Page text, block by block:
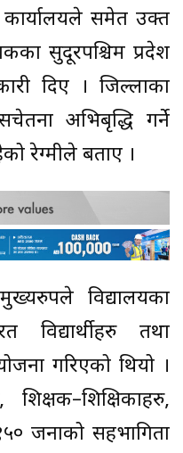
समेत उक्त
सुदूरपश्चिम प्रदेश
दिए । जिल्लाका
सचेतना अभिबृद्धि गर्ने
रेग्मीले बताए ।
विद्यालयका
तथा
गरिएको थियो ।
जनाको सहभागिता